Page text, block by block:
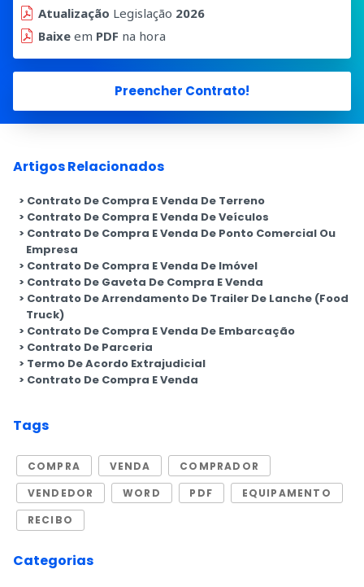
Atualização Legislação 2026
Baixe em PDF na hora
Preencher Contrato!
Artigos Relacionados
Contrato De Compra E Venda De Terreno
Contrato De Compra E Venda De Veículos
Contrato De Compra E Venda De Ponto Comercial Ou
Empresa
Contrato De Compra E Venda De Imóvel
Contrato De Gaveta De Compra E Venda
Contrato De Arrendamento De Trailer De Lanche (Food
Truck)
Contrato De Compra E Venda De Embarcação
Contrato De Parceria
Termo De Acordo Extrajudicial
Contrato De Compra E Venda
Tags
COMPRA VENDA
COMPRADOR
VENDEDOR
WORD PDF
EQUIPAMENTO
RECIBO
Categorias